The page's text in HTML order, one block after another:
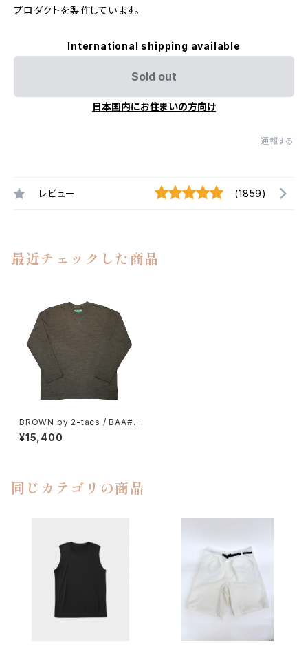
プロダクトを製作しています。
International shipping available
Sold out
日本国内にお住まいの方向け
通報する
レビュー (1859)
最近チェックした商品
BROWN by 2-tacs / BAA#1
CREW L/S
¥15,400
同じカテゴリの商品